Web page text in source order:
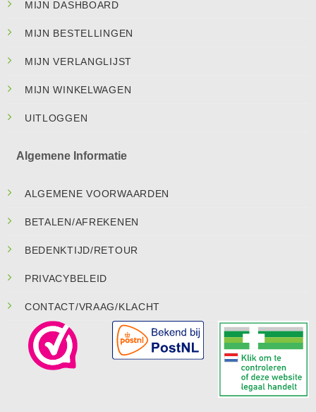
MIJN DASHBOARD
MIJN BESTELLINGEN
MIJN VERLANGLIJST
MIJN WINKELWAGEN
UITLOGGEN
Algemene Informatie
ALGEMENE VOORWAARDEN
BETALEN/AFREKENEN
BEDENKTIJD/RETOUR
PRIVACYBELEID
CONTACT/VRAAG/KLACHT